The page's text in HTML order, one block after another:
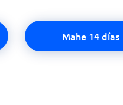
Mahe 14 días